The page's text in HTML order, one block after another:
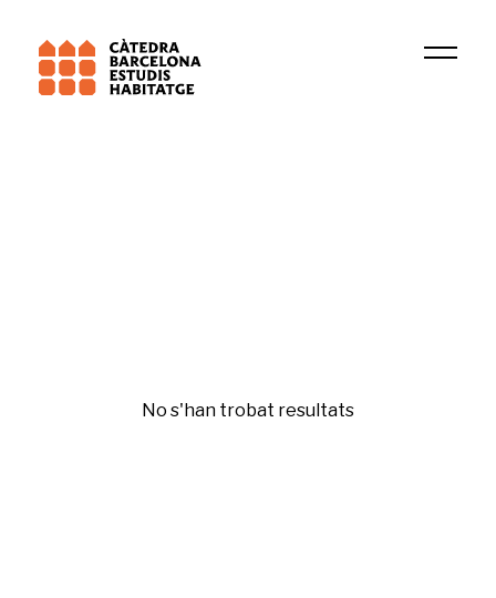
No s'han trobat resultats